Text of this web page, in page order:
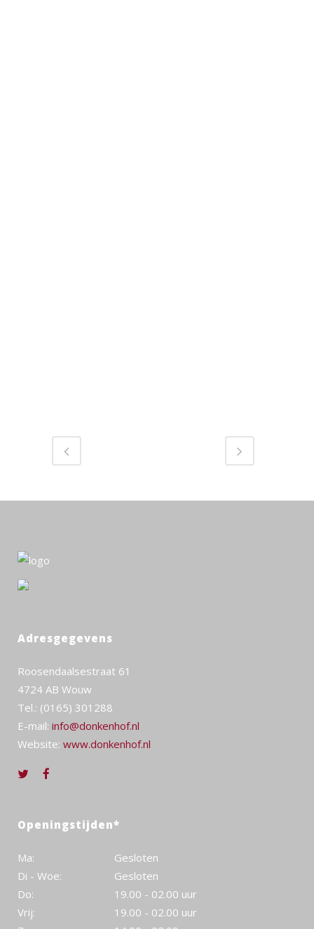
Adresgegevens
Roosendaalsestraat 61
4724 AB Wouw
Tel.: (0165) 301288
E-mail: info@donkenhof.nl
Website: www.donkenhof.nl
Openingstijden*
Ma:
Gesloten
Di - Woe:
Gesloten
Do:
19.00 - 02.00 uur
Vrij:
19.00 - 02.00 uur